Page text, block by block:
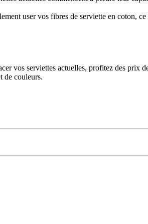
user vos fibres de serviette en coton,
vos serviettes actuelles, profitez des prix
de couleurs.